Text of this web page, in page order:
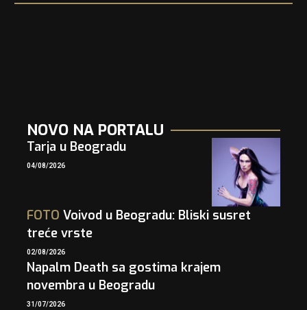
NOVO NA PORTALU
Tarja u Beogradu
04/08/2026
FOTO Voivod u Beogradu: Bliski susret
treće vrste
02/08/2026
Napalm Death sa gostima krajem
novembra u Beogradu
31/07/2026